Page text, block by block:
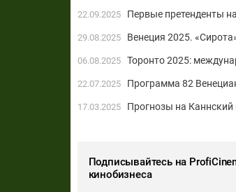
22.09.2025 Первые претенденты
29.08.2025 Венеция 2025.
06.08.2025 Торонто 2025:
22.07.2025 Программа 82
17.03.2025 Прогнозы на
Подписывайтесь на
кинобизнеса